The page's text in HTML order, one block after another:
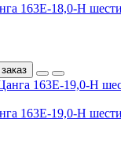
163E-18,0-H
163E-19,0-H